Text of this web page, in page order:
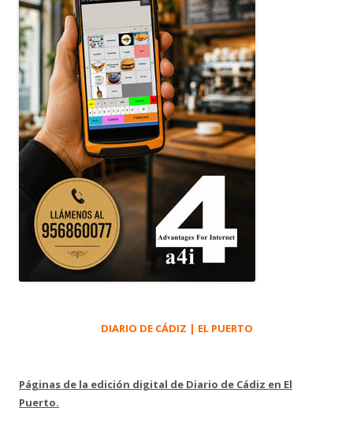
DIARIO DE CÁDIZ | EL PUERTO
Páginas de la edición digital de Diario de Cádiz en El
Puerto.